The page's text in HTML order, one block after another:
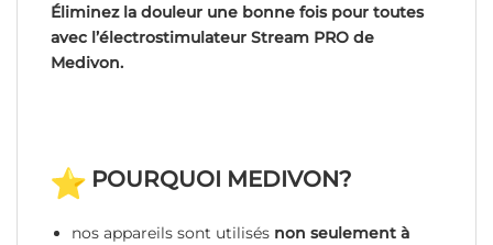
Éliminez la douleur une bonne fois pour toutes
avec l’électrostimulateur Stream PRO de
Medivon.
POURQUOI MEDIVON?
nos appareils sont utilisés non seulement à